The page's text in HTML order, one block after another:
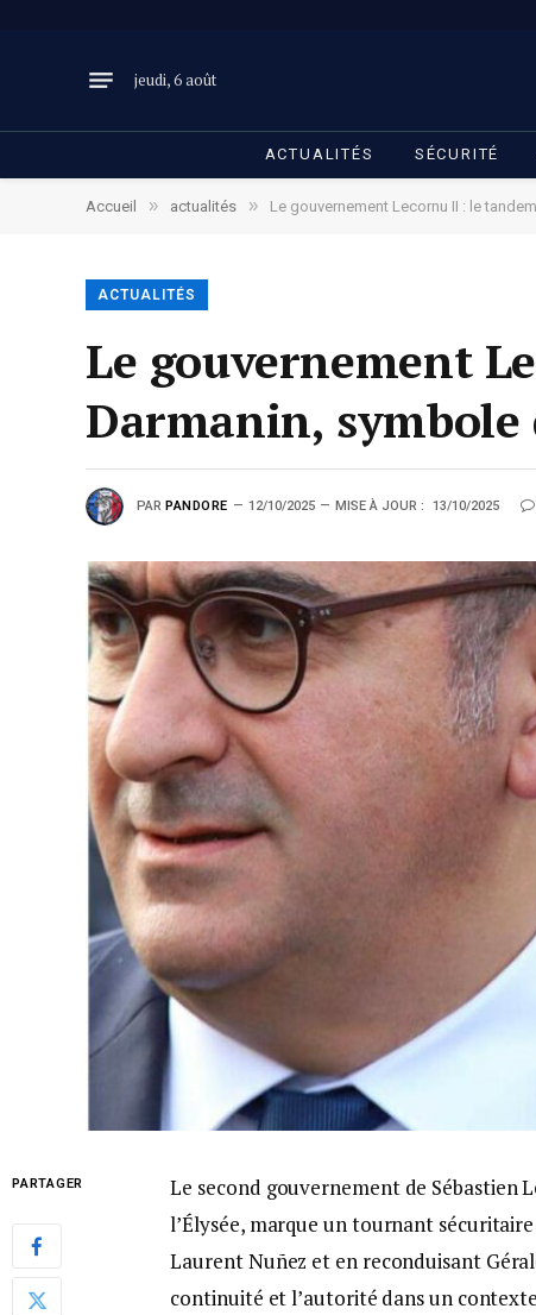
jeudi, 6 août
ACTUALITÉS SÉCURITÉ
Accueil » actualités » Le gouvernement Lecornu II : le
ACTUALITÉS
Le gouvernement
Darmanin, symbole
PAR PANDORE 12/10/2025 MISE À JOUR : 13/10/2025
PARTAGER
Le second gouvernement de Sébastien
l’Élysée, marque un tournant
Laurent Nuñez et en reconduisant
continuité et l’autorité dans un